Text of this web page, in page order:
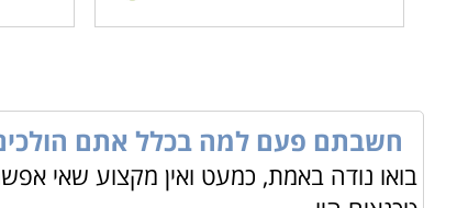
חשבתם פעם למה בכלל אתם
בואו נודה באמת, כמעט ואין מקצוע שאי